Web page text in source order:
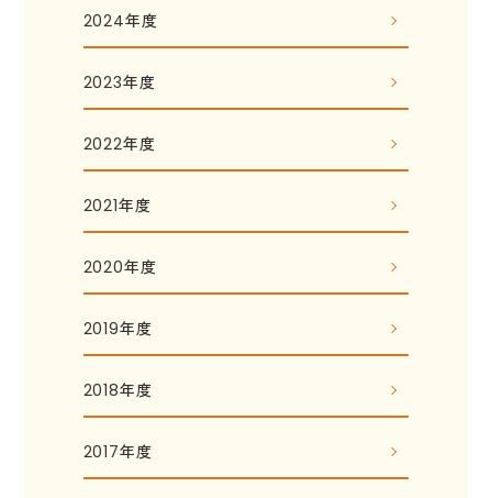
2024年度
2023年度
2022年度
2021年度
2020年度
2019年度
2018年度
2017年度